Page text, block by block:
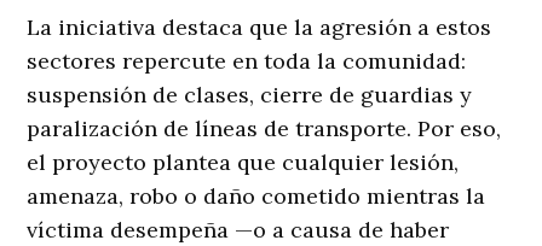
La iniciativa destaca que la agresión a estos
sectores repercute en toda la comunidad:
suspensión de clases, cierre de guardias y
paralización de líneas de transporte. Por eso,
el proyecto plantea que cualquier lesión,
amenaza, robo o daño cometido mientras la
víctima desempeña —o a causa de haber